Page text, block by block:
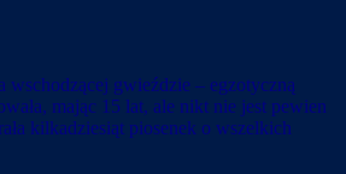
gwieździe – egzotyczną
mając 15 lat, ale nikt nie jest pewien
kilkadziesiąt piosenek o wszelkich